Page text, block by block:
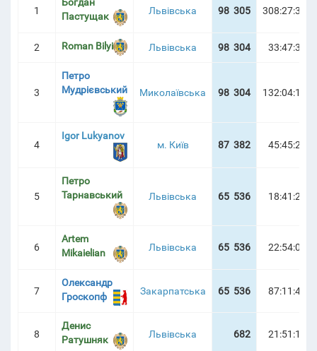
ТУРНІР | ТУРНІРНА ТАБЛИЦЯ
1
Пастущак
Львівська 98 305 308:27:35
2 Roman Bilyi Львівська 98 304 33:47:34
3
Петро
Мудрієвський
Миколаївська 98 304 132:04:16
4
Igor Lukyanov
м. Київ
87 382 45:45:25
5
Петро
Тарнавський
Львівська 65 536 18:41:23
6
Artem
Mikaielian
Львівська 65 536 22:54:04
7
Олександр
Гроскопф
Закарпатська 65 536 87:11:47
8
Денис
Ратушняк
Львівська 682 21:51:17